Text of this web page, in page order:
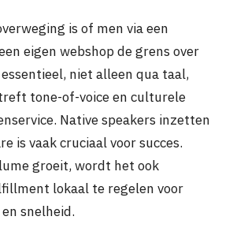
is of men via een
eigen webshop de grens over
niet alleen qua taal,
tone-of-voice en culturele
Native speakers inzetten
is vaak cruciaal voor succes.
groeit, wordt het ook
lokaal te regelen voor
snelheid.